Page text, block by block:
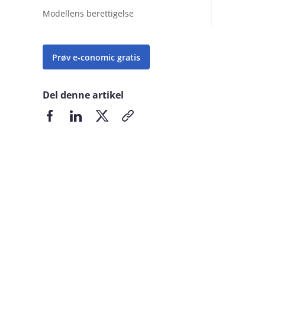
Modellens berettigelse
Prøv e‑conomic gratis
Del denne artikel
Del på Facebook
Del på LinkedIn
Del på X